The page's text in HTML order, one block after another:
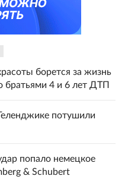
борется за жизнь
братьями 4 и 6 лет ДТП
потушили
попало немецкое
& Schubert